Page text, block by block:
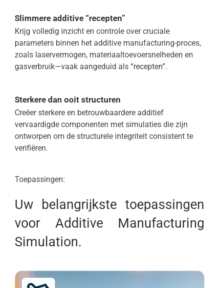
Slimmere additive “recepten”
Krijg volledig inzicht en controle over cruciale
parameters binnen het additive manufacturing-proces,
zoals laservermogen, materiaaltoevoersnelheden en
gasverbruik—vaak aangeduid als “recepten”.
Sterkere dan ooit structuren
Creëer sterkere en betrouwbaardere additief
vervaardigde componenten met simulaties die zijn
ontworpen om de structurele integriteit consistent te
verifiëren.
Toepassingen:
Uw belangrijkste toepassingen
voor Additive Manufacturing
Simulation.